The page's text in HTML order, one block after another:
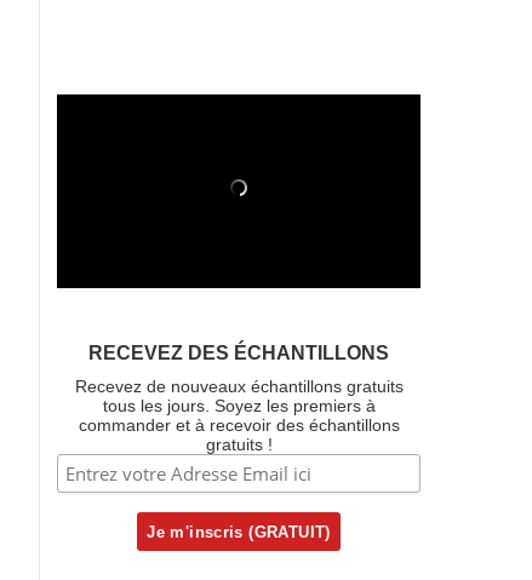
RECEVEZ DES ÉCHANTILLONS
Recevez de nouveaux échantillons gratuits
tous les jours. Soyez les premiers à
commander et à recevoir des échantillons
gratuits !